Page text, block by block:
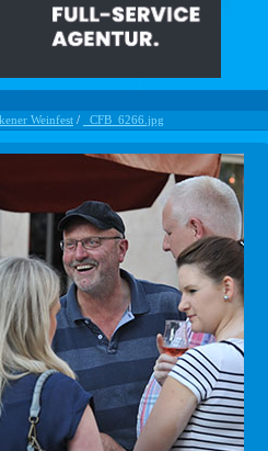
Weinfest / _CFB_6266.jpg